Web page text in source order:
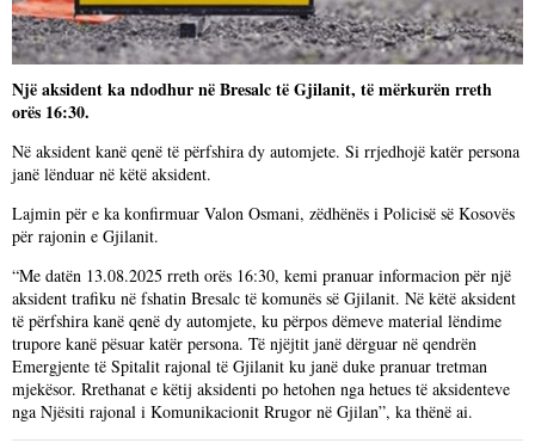
Një aksident ka ndodhur në Bresalc të Gjilanit, të mërkurën rreth
orës 16:30.
Në aksident kanë qenë të përfshira dy automjete. Si rrjedhojë katër persona
janë lënduar në këtë aksident.
Lajmin për e ka konfirmuar Valon Osmani, zëdhënës i Policisë së Kosovës
për rajonin e Gjilanit.
“Me datën 13.08.2025 rreth orës 16:30, kemi pranuar informacion për një
aksident trafiku në fshatin Bresalc të komunës së Gjilanit. Në këtë aksident
të përfshira kanë qenë dy automjete, ku përpos dëmeve material lëndime
trupore kanë pësuar katër persona. Të njëjtit janë dërguar në qendrën
Emergjente të Spitalit rajonal të Gjilanit ku janë duke pranuar tretman
mjekësor. Rrethanat e këtij aksidenti po hetohen nga hetues të aksidenteve
nga Njësiti rajonal i Komunikacionit Rrugor në Gjilan”, ka thënë ai.